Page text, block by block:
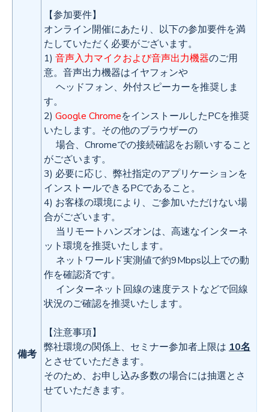
備考
【参加要件】
オンライン開催にあたり、以下の参加要件を満
たしていただく必要がございます。
1) 音声入力マイクおよび音声出力機器のご用
意。音声出力機器はイヤフォンや
ヘッドフォン、外付スピーカーを推奨しま
す。
2) Google ChromeをインストールしたPCを推奨
いたします。その他のブラウザーの
場合、Chromeでの接続確認をお願いすること
がございます。
3) 必要に応じ、弊社指定のアプリケーションを
インストールできるPCであること。
4) お客様の環境により、ご参加いただけない場
合がございます。
当リモートハンズオンは、高速なインターネ
ット環境を推奨いたします。
ネットワールド実測値で約9Mbps以上での動
作を確認済です。
インターネット回線の速度テストなどで回線
状況のご確認を推奨いたします。
【注意事項】
弊社環境の関係上、セミナー参加者上限は 10名
とさせていただきます。
そのため、お申し込み多数の場合には抽選とさ
せていただきます。